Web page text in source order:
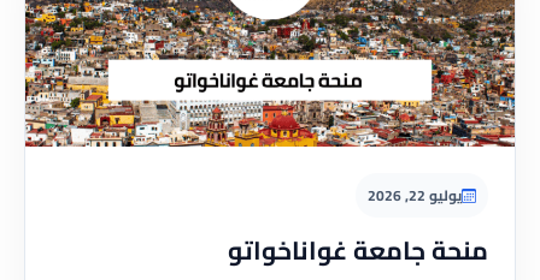
يوليو 22, 2026
منحة جامعة غواناخواتو